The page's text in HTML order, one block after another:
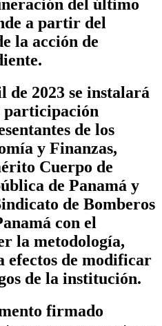
del último
a partir del
la acción de
de 2023 se instalará
participación
de los
y Finanzas,
Cuerpo de
de Panamá y
de Bomberos
con el
la metodología,
efectos de modificar
de la institución.
firmado